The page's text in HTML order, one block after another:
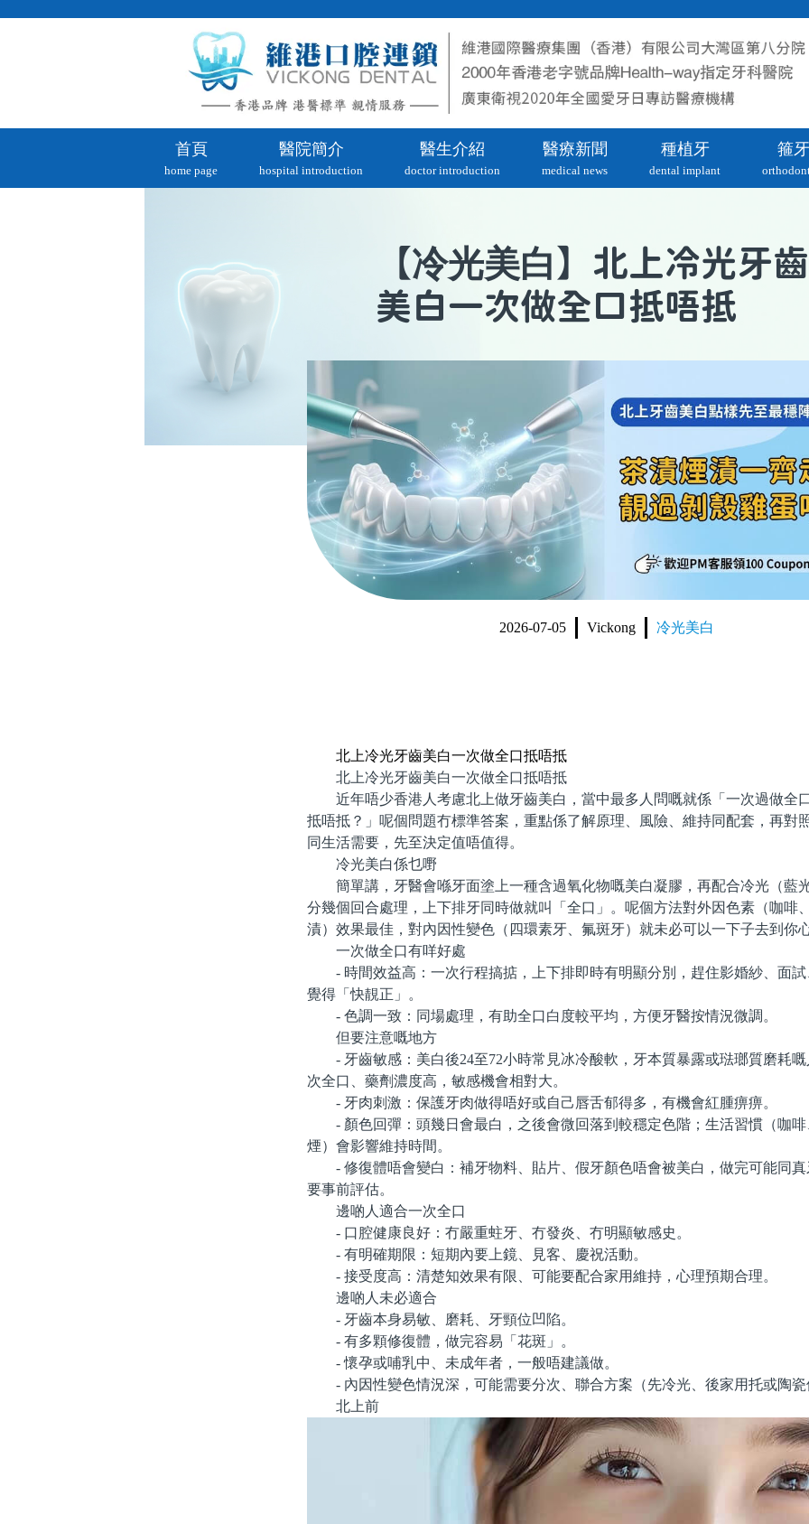
首頁
home page
醫院簡介
hospital introduction
醫生介紹
doctor introduction
醫療新聞
medical news
種植牙
dental implant
箍牙
【冷光美白 】北上冷光牙齒
美白一次做全口抵唔抵
2026-07-05 Vickong 冷光美白
北上冷光牙齒美白一次做全口抵唔抵
北上冷光牙齒美白一次做全口抵唔抵
近年唔少香港人考慮北上做牙齒美白，當中最多人問嘅就係「一次過做全
抵唔抵？」呢個問題冇標準答案，重點係了解原理、風險、維持同配套，再對
同生活需要，先至決定值唔值得。
冷光美白係乜嘢
簡單講，牙醫會喺牙面塗上一種含過氧化物嘅美白凝膠，再配合冷光（藍
分幾個回合處理，上下排牙同時做就叫「全口」。呢個方法對外因色素（咖啡
漬）效果最佳，對內因性變色（四環素牙、氟斑牙）就未必可以一下子去到你
一次做全口有咩好處
- 時間效益高：一次行程搞掂，上下排即時有明顯分別，趕住影婚紗、面試
覺得「快靚正」。
- 色調一致：同場處理，有助全口白度較平均，方便牙醫按情況微調。
但要注意嘅地方
- 牙齒敏感：美白後24至72小時常見冰冷酸軟，牙本質暴露或琺瑯質磨耗嘅
次全口、藥劑濃度高，敏感機會相對大。
- 牙肉刺激：保護牙肉做得唔好或自己唇舌郁得多，有機會紅腫痹痹。
- 顏色回彈：頭幾日會最白，之後會微回落到較穩定色階；生活習慣（咖啡
煙）會影響維持時間。
- 修復體唔會變白：補牙物料、貼片、假牙顏色唔會被美白，做完可能同真
要事前評估。
邊啲人適合一次全口
- 口腔健康良好：冇嚴重蛀牙、冇發炎、冇明顯敏感史。
- 有明確期限：短期內要上鏡、見客、慶祝活動。
- 接受度高：清楚知效果有限、可能要配合家用維持，心理預期合理。
邊啲人未必適合
- 牙齒本身易敏、磨耗、牙頸位凹陷。
- 有多顆修復體，做完容易「花斑」。
- 懷孕或哺乳中、未成年者，一般唔建議做。
- 內因性變色情況深，可能需要分次、聯合方案（先冷光、後家用托或陶瓷
北上前